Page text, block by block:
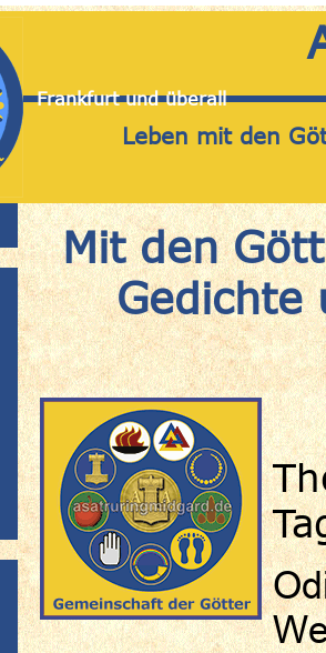
Frankfurt und überall
Leben mit den
Mit den
Gedichte